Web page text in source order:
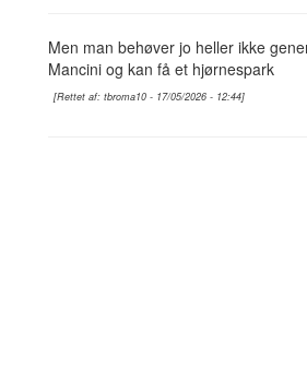
Men man behøver jo heller ikke
Mancini og kan få et hjørnespark
[Rettet af: tbroma10 - 17/05/2026 - 12:44]